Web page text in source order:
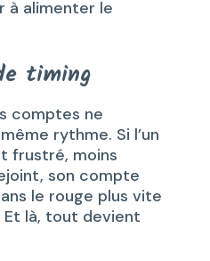
à alimenter le
timing
comptes ne
rythme. Si l’un
frustré, moins
son compte
le rouge plus vite
Et là, tout devient